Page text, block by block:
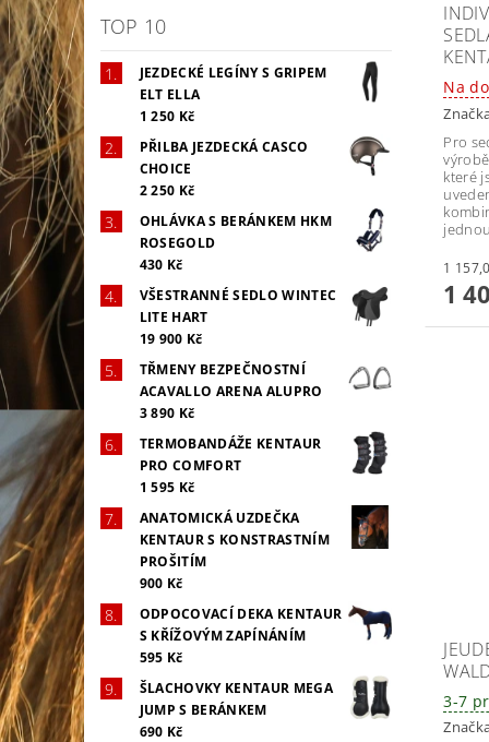
TOP 10
JEZDECKÉ LEGÍNY S GRIPEM
ELT ELLA
1 250 Kč
PŘILBA JEZDECKÁ CASCO
CHOICE
2 250 Kč
OHLÁVKA S BERÁNKEM HKM
ROSEGOLD
430 Kč
VŠESTRANNÉ SEDLO WINTEC
LITE HART
19 900 Kč
TŘMENY BEZPEČNOSTNÍ
ACAVALLO ARENA ALUPRO
3 890 Kč
TERMOBANDÁŽE KENTAUR
PRO COMFORT
1 595 Kč
ANATOMICKÁ UZDEČKA
KENTAUR S KONSTRASTNÍM
PROŠITÍM
900 Kč
ODPOCOVACÍ DEKA KENTAUR
S KŘÍŽOVÝM ZAPÍNÁNÍM
595 Kč
ŠLACHOVKY KENTAUR MEGA
JUMP S BERÁNKEM
690 Kč
Na
Pro
které
1
3-7